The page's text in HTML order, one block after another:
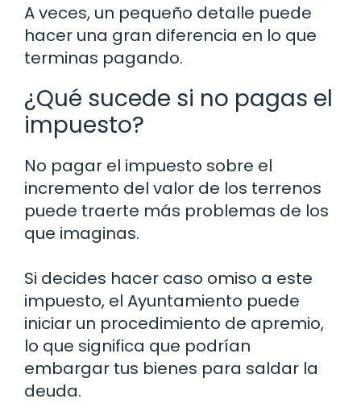
A veces, un pequeño detalle puede
hacer una gran diferencia en lo que
terminas pagando.
¿Qué sucede si no pagas el
impuesto?
No pagar el impuesto sobre el
incremento del valor de los terrenos
puede traerte más problemas de los
que imaginas.
Si decides hacer caso omiso a este
impuesto, el Ayuntamiento puede
iniciar un procedimiento de apremio,
lo que significa que podrían
embargar tus bienes para saldar la
deuda.